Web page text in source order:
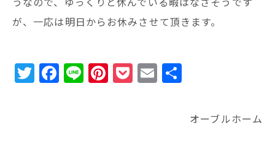
が、一応は明日からお休みさせて頂きます。
T
w
F
a
Li
n
Pi
n
P
o
E
m
オーブルホーム